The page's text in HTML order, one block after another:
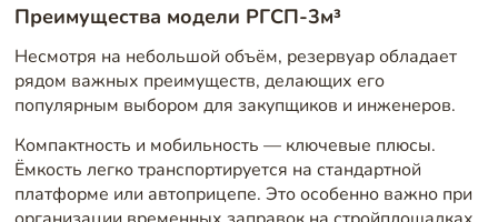
Преимущества модели РГСП-3м³
Несмотря на небольшой объём, резервуар обладает
рядом важных преимуществ, делающих его
популярным выбором для закупщиков и инженеров.
Компактность и мобильность — ключевые плюсы.
Ёмкость легко транспортируется на стандартной
платформе или автоприцепе. Это особенно важно при